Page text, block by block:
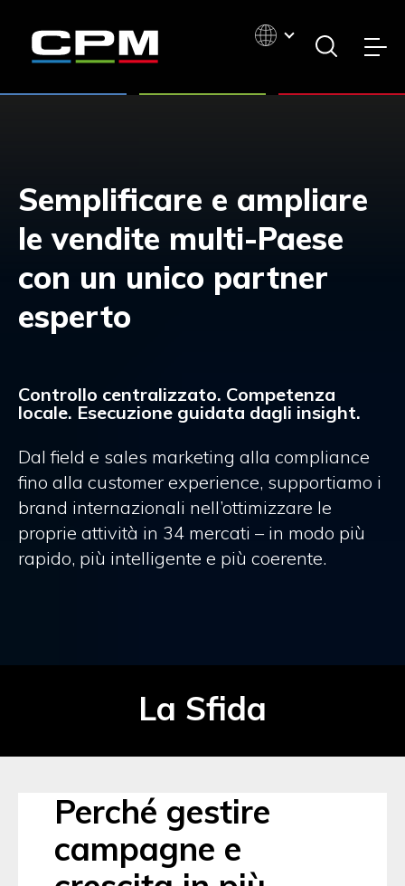
Semplificare e ampliare
le vendite multi-Paese
con un unico partner
esperto
Controllo centralizzato. Competenza
locale. Esecuzione guidata dagli insight.
Dal field e sales marketing alla compliance
fino alla customer experience, supportiamo i
brand internazionali nell’ottimizzare le
proprie attività in 34 mercati – in modo più
rapido, più intelligente e più coerente.
La Sfida
Perché gestire
campagne e